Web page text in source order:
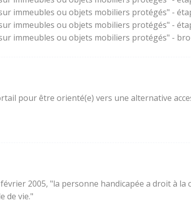
immeubles ou objets mobiliers protégés" -
immeubles ou objets mobiliers protégés" -
immeubles ou objets mobiliers protégés" -
pour être orienté(e) vers une alternative
2005, "la personne handicapée a droit à
de vie."